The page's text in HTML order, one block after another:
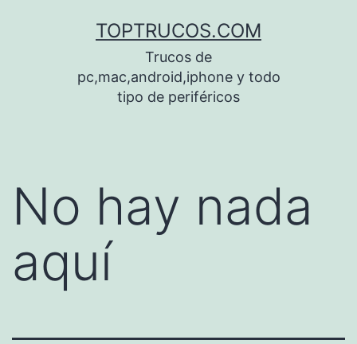
TOPTRUCOS.COM
Trucos de
pc,mac,android,iphone y todo
tipo de periféricos
No hay nada
aquí